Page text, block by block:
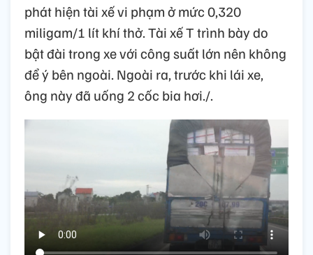
phát hiện tài xế vi phạm ở mức 0,320
miligam/1 lít khí thở. Tài xế T trình bày do
bật đài trong xe với công suất lớn nên không
để ý bên ngoài. Ngoài ra, trước khi lái xe,
ông này đã uống 2 cốc bia hơi./.